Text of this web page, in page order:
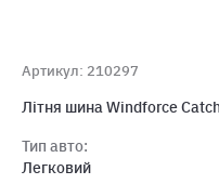
Артикул: 210297
Лiтня шина Windforce
Тип авто:
Легковий